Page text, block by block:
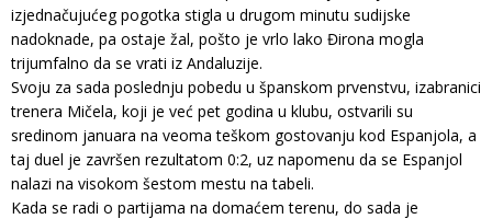
izjednačujućeg pogotka stigla u drugom minutu sudijske
nadoknade, pa ostaje žal, pošto je vrlo lako Đirona mogla
trijumfalno da se vrati iz Andaluzije.
Svoju za sada poslednju pobedu u španskom prvenstvu, izabranici
trenera Mičela, koji je već pet godina u klubu, ostvarili su
sredinom januara na veoma teškom gostovanju kod Espanjola, a
taj duel je završen rezultatom 0:2, uz napomenu da se Espanjol
nalazi na visokom šestom mestu na tabeli.
Kada se radi o partijama na domaćem terenu, do sada je